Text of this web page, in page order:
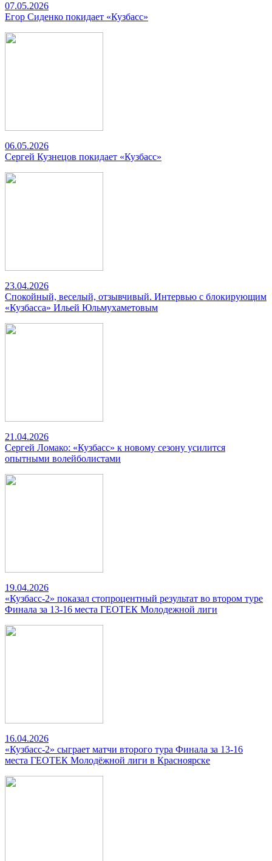
07.05.2026
Егор Сиденко покидает «Кузбасс»
06.05.2026
Сергей Кузнецов покидает «Кузбасс»
23.04.2026
Спокойный, веселый, отзывчивый. Интервью с блокирующим
«Кузбасса» Ильей Юльмухаметовым
21.04.2026
Сергей Ломако: «Кузбасс» к новому сезону усилится
опытными волейболистами
19.04.2026
«Кузбасс-2» показал стопроцентный результат во втором туре
Финала за 13-16 места ГЕОТЕК Молодежной лиги
16.04.2026
«Кузбасс-2» сыграет матчи второго тура Финала за 13-16
места ГЕОТЕК Молодёжной лиги в Красноярске